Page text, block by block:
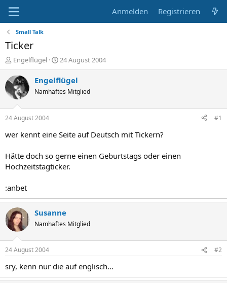
Anmelden Registrieren
Small Talk
Ticker
E
r
s
t
e
e
r
Engelflügel
E
r
s
e
t
a
24 August 2004
Engelflügel
Namhaftes Mitglied
24 August 2004 #1
wer kennt eine Seite auf Deutsch mit Tickern?
Hätte doch so gerne einen Geburtstags oder einen
Hochzeitstagticker.
:anbet
Susanne
Namhaftes Mitglied
24 August 2004 #2
sry, kenn nur die auf englisch...